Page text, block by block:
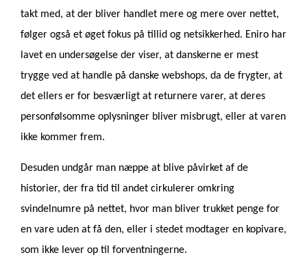
takt med, at der bliver handlet mere og mere over nettet,
følger også et øget fokus på tillid og netsikkerhed. Eniro har
lavet en undersøgelse der viser, at danskerne er mest
trygge ved at handle på danske webshops, da de frygter, at
det ellers er for besværligt at returnere varer, at deres
personfølsomme oplysninger bliver misbrugt, eller at varen
ikke kommer frem.
Desuden undgår man næppe at blive påvirket af de
historier, der fra tid til andet cirkulerer omkring
svindelnumre på nettet, hvor man bliver trukket penge for
en vare uden at få den, eller i stedet modtager en kopivare,
som ikke lever op til forventningerne.